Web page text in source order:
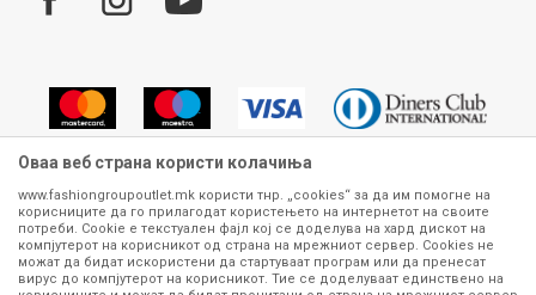
Плаќање
Сите информации околу производите кои се изложени на нашата
онлајн продавница се стремиме да бидат конкретни, точни и прецизни,
меѓутоа не можеме да гарантираме дека се без ниту една грешка или
пак дека сите производи во моментот се достапни на залиха.
Оваа веб страна користи колачиња
www.fashiongroupoutlet.mk користи тнр. „cookies“ за да им помогне на
корисниците да го прилагодат користењето на интернетот на своите
потреби. Cookie е текстуален фајл кој се доделува на хард дискот на
компјутерот на корисникот од страна на мрежниот сервер. Cookies не
можат да бидат искористени да стартуваат програм или да пренесат
вирус до компјутерот на корисникот. Тие се доделуваат единствено на